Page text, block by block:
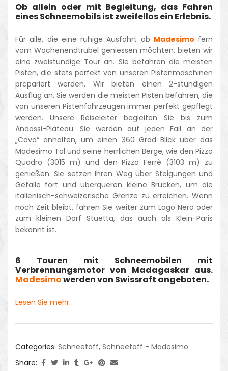
Ob allein oder mit Begleitung, das Fahren
eines Schneemobils ist zweifellos ein Erlebnis.
Für alle, die eine ruhige Ausfahrt ab Madesimo fern
vom Wochenendtrubel geniessen möchten, bieten wir
eine zweistündige Tour an. Sie befahren die meisten
Pisten, die stets perfekt von unseren Pistenmaschinen
präpariert werden. Wir bieten einen 2-stündigen
Ausflug an. Sie werden die meisten Pisten befahren, die
von unseren Pistenfahrzeugen immer perfekt gepflegt
werden. Unsere Reiseleiter begleiten Sie bis zum
Andossi-Plateau. Sie werden auf jeden Fall an der
„Cava“ anhalten, um einen 360 Grad Blick über das
Madesimo Tal und seine herrlichen Berge, wie den Pizzo
Quadro (3015 m) und den Pizzo Ferrè (3103 m) zu
genießen. Sie setzen Ihren Weg über Steigungen und
Gefälle fort und überqueren kleine Brücken, um die
italienisch-schweizerische Grenze zu erreichen. Wenn
noch Zeit bleibt, fahren Sie weiter zum Lago Nero oder
zum kleinen Dorf Stuetta, das auch als Klein-Paris
bekannt ist.
6 Touren mit Schneemobilen mit
Verbrennungsmotor von Madagaskar aus.
Madesimowerden von Swissraft angeboten.
Lesen Sie mehr
Categories: Schneetöff, Schneetöff - Madesimo
Share: